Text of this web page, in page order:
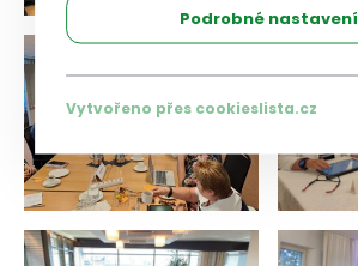
Podrobné nastavení
Vytvořeno přes cookieslista.cz